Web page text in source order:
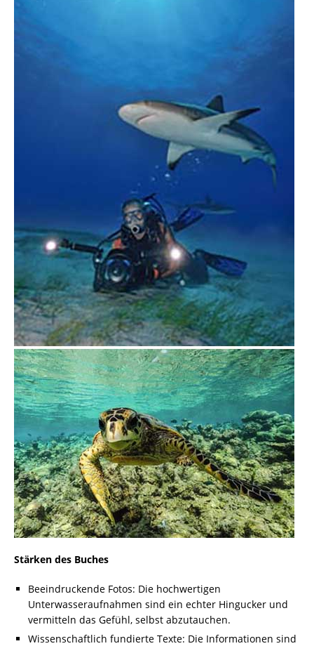
Stärken des Buches
Beeindruckende Fotos: Die hochwertigen
Unterwasseraufnahmen sind ein echter Hingucker und
vermitteln das Gefühl, selbst abzutauchen.
Wissenschaftlich fundierte Texte: Die Informationen sind